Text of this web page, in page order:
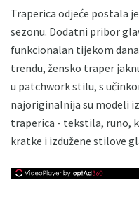
Traperica odjeće postala
sezonu. Dodatni pribor
funkcionalan tijekom
trendu, žensko traper
u patchwork stilu, s
najoriginalnija su modeli
traperica - tekstila, runo,
kratke i izdužene stilove